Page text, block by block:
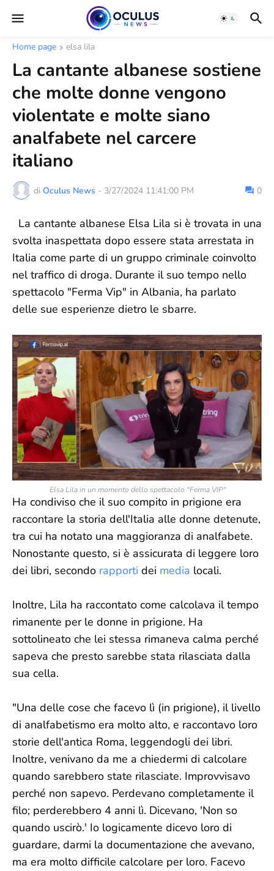
Home page elsa lila
La cantante albanese sostiene
che molte donne vengono
violentate e molte siano
analfabete nel carcere
italiano
di Oculus News - 3/27/2024 11:41:00 PM 0
La cantante albanese Elsa Lila si è trovata in una
svolta inaspettata dopo essere stata arrestata in
Italia come parte di un gruppo criminale coinvolto
nel traffico di droga. Durante il suo tempo nello
spettacolo "Ferma Vip" in Albania, ha parlato
delle sue esperienze dietro le sbarre.
Elsa Lila in un momento dello spettacolo "Ferma VIP"
Ha condiviso che il suo compito in prigione era
raccontare la storia dell'Italia alle donne detenute,
tra cui ha notato una maggioranza di analfabete.
Nonostante questo, si è assicurata di leggere loro
dei libri, secondo rapporti dei media locali.
Inoltre, Lila ha raccontato come calcolava il tempo
rimanente per le donne in prigione. Ha
sottolineato che lei stessa rimaneva calma perché
sapeva che presto sarebbe stata rilasciata dalla
sua cella.
"Una delle cose che facevo lì (in prigione), il livello
di analfabetismo era molto alto, e raccontavo loro
storie dell'antica Roma, leggendogli dei libri.
Inoltre, venivano da me a chiedermi di calcolare
quando sarebbero state rilasciate. Improvvisavo
perché non sapevo. Perdevano completamente il
filo; perderebbero 4 anni lì. Dicevano, 'Non so
quando uscirò.' Io logicamente dicevo loro di
guardare, darmi la documentazione che avevano,
ma era molto difficile calcolare per loro. Facevo